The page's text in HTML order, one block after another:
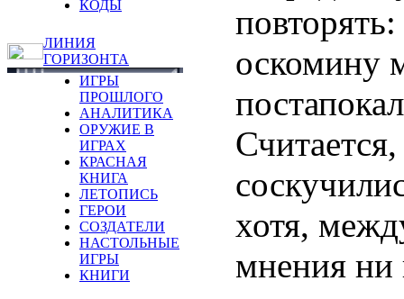
КОДЫ
ЛИНИЯ
ГОРИЗОНТА
ИГРЫ
ПРОШЛОГО
АНАЛИТИКА
ОРУЖИЕ В
ИГРАХ
КРАСНАЯ
КНИГА
ЛЕТОПИСЬ
ГЕРОИ
СОЗДАТЕЛИ
НАСТОЛЬНЫЕ
ИГРЫ
КНИГИ
оскомину
хотя,
мнения ни